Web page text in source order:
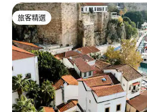
旅客精選
旅客精選